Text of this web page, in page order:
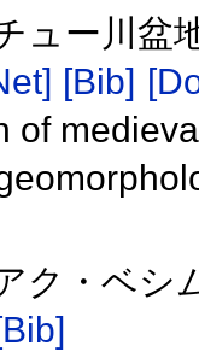
ュー川盆
[Bib]
of
ク・ベシ